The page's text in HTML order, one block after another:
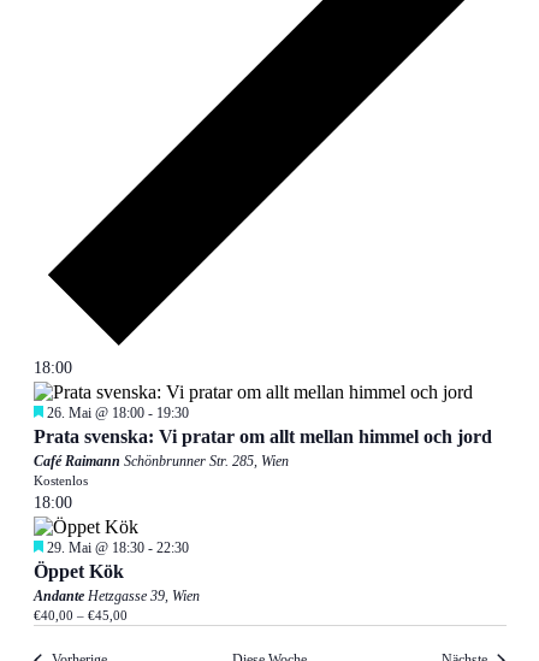
18:00
Empfohlen
26. Mai @ 18:00- 19:30
Prata svenska: Vi pratar om allt mellan himmel och jord
Café Raimann Schönbrunner Str. 285, Wien
Kostenlos
18:00
Empfohlen
29. Mai @ 18:30- 22:30
Öppet Kök
Andante Hetzgasse 39, Wien
€40,00 – €45,00